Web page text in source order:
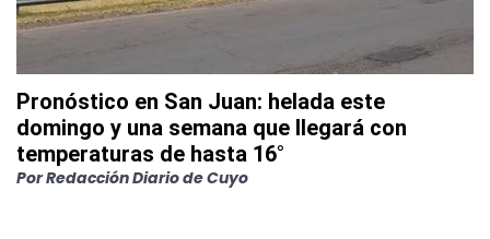
Pronóstico en San Juan: helada este
domingo y una semana que llegará con
temperaturas de hasta 16°
PorRedacción Diario de Cuyo